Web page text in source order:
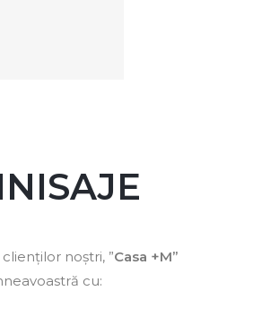
noștri, ”Casa +M”
cu: